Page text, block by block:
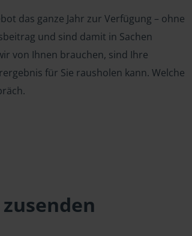
das ganze Jahr zur Verfügung – ohne
und sind damit in Sachen
von Ihnen brauchen, sind Ihre
für Sie rausholen kann. Welche